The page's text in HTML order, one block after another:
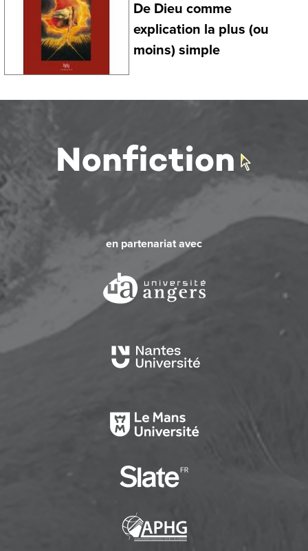
De Dieu comme
explication la plus (ou
moins) simple
en partenariat avec